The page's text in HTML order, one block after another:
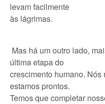
levam facilmente
às lágrimas.
Mas há um outro lado,
última etapa do
crescimento humano.
estamos prontos.
Temos que completar